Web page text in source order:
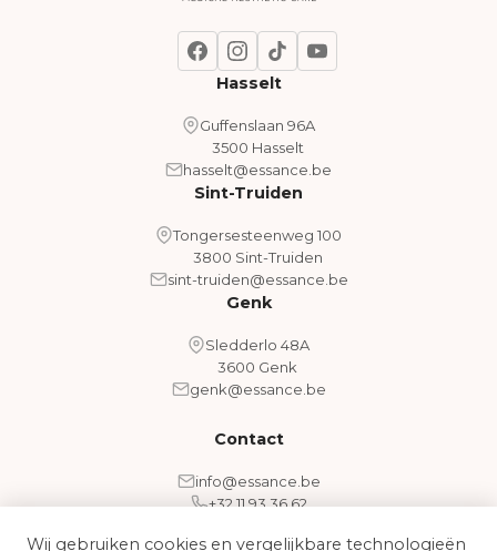
Hasselt
Guffenslaan 96A
3500 Hasselt
hasselt@essance.be
Sint-Truiden
Tongersesteenweg 100
3800 Sint-Truiden
sint-truiden@essance.be
Genk
Sledderlo 48A
3600 Genk
genk@essance.be
Contact
info@essance.be
+32 11 93 36 62
Wij gebruiken cookies en vergelijkbare technologieën